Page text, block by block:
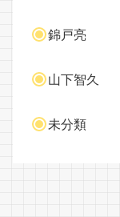
錦戸亮
山下智久
未分類